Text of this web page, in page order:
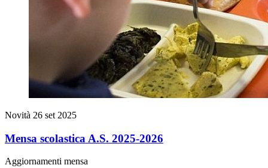
Novità 26 set 2025
Mensa scolastica A.S. 2025-2026
Aggiornamenti mensa